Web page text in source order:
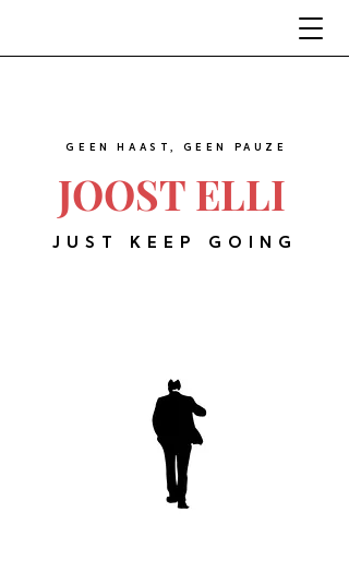
JOOST ELLI
GEEN HAAST, GEEN PAUZE
JUST KEEP GOING